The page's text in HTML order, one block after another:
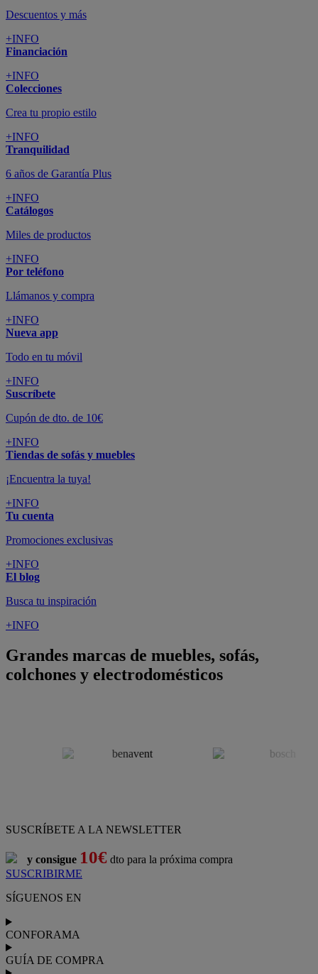
Descuentos y más
+INFO
Financiación
+INFO
Colecciones
Crea tu propio estilo
+INFO
Tranquilidad
6 años de Garantía Plus
+INFO
Catálogos
Miles de productos
+INFO
Por teléfono
Llámanos y compra
+INFO
Nueva app
Todo en tu móvil
+INFO
Suscríbete
Cupón de dto. de 10€
+INFO
Tiendas de sofás y muebles
¡Encuentra la tuya!
+INFO
Tu cuenta
Promociones exclusivas
+INFO
El blog
Busca tu inspiración
+INFO
Grandes marcas de muebles, sofás,
colchones y electrodomésticos
SUSCRÍBETE A LA NEWSLETTER
y consigue 10€ dto para la próxima compra
SUSCRIBIRME
SÍGUENOS EN
CONFORAMA
GUÍA DE COMPRA